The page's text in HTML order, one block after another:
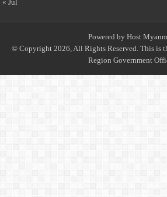
« Jul
Powered by Host
© Copyright 2026, All Rights Reserved. This is
Region Government